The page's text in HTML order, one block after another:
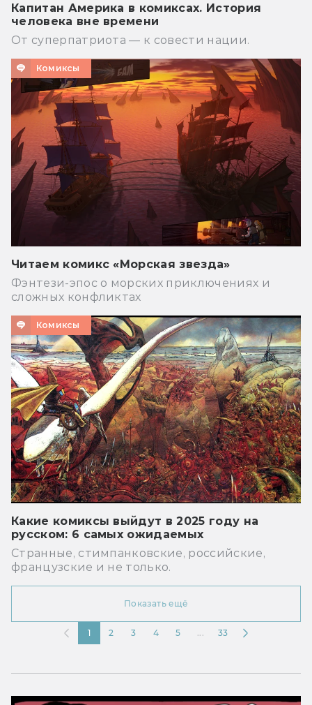
Капитан Америка в комиксах. История
человека вне времени
От суперпатриота — к совести нации.
Комиксы
Читаем комикс «Морская звезда»
Фэнтези-эпос о морских приключениях и
сложных конфликтах
Комиксы
Какие комиксы выйдут в 2025 году на
русском: 6 самых ожидаемых
Странные, стимпанковские, российские,
французские и не только.
Показать ещё
1 2 3 4 5 33
...